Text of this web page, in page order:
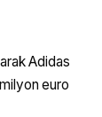
Adidas
euro